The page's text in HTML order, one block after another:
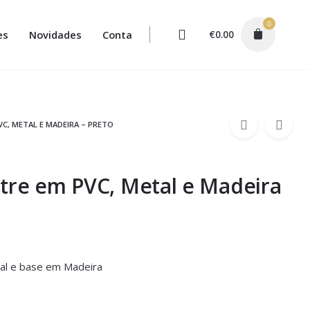
Novidades Conta €0.00
0
METAL E MADEIRA – PRETO
em PVC, Metal e Madeira
e base em Madeira